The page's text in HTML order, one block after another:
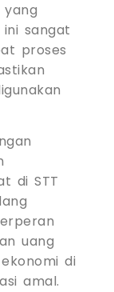
sangat
proses
di STT
uang
di
amal.